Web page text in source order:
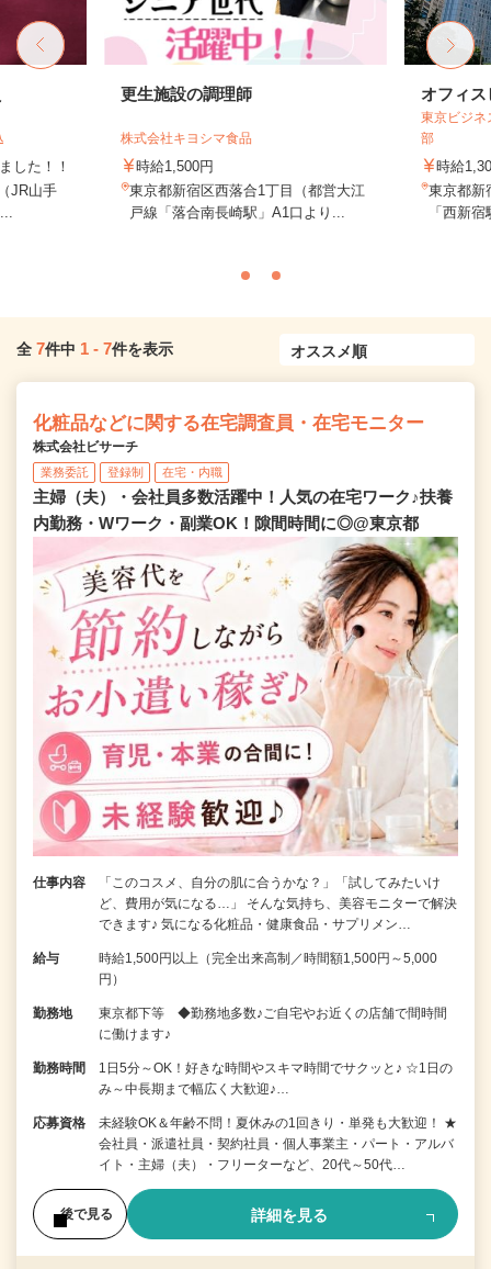
した！！
JR山手
更生施設の調理師
株式会社キヨシマ食品
時給1,500円
東京都新宿区西落合1丁目（都営大江
戸線「落合南長崎駅」A1口より...
オフィス
東京ビジ
部
時給
東京都新
「西新
全 7件中 1 - 7件を表示
化粧品などに関する在宅調査員・在宅モニター
株式会社ビサーチ
業務委託 登録制 在宅・内職
主婦（夫）・会社員多数活躍中！人気の在宅ワーク♪扶養
内勤務・Wワーク・副業OK！隙間時間に◎@東京都
仕事内容
「このコスメ、自分の肌に合うかな？」「試してみたいけ
ど、費用が気になる…」 そんな気持ち、美容モニターで解決
できます♪ 気になる化粧品・健康食品・サプリメン…
給与
時給1,500円以上（完全出来高制／時間額1,500円～5,000
円）
勤務地
東京都下等 ◆勤務地多数♪ご自宅やお近くの店舗で間時間
に働けます♪
勤務時間
1日5分～OK！好きな時間やスキマ時間でサクッと♪ ☆1日の
み～中長期まで幅広く大歓迎♪…
応募資格
未経験OK＆年齢不問！夏休みの1回きり・単発も大歓迎！ ★
会社員・派遣社員・契約社員・個人事業主・パート・アルバ
イト・主婦（夫）・フリーターなど、20代～50代…
後で見る 詳細を見る